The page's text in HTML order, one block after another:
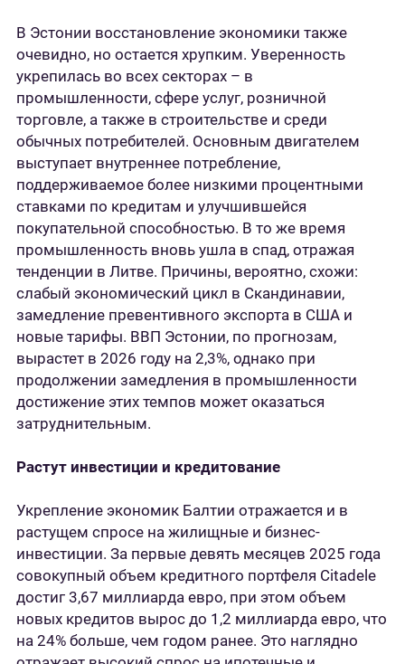
В Эстонии восстановление экономики также
очевидно, но остается хрупким. Уверенность
укрепилась во всех секторах – в
промышленности, сфере услуг, розничной
торговле, а также в строительстве и среди
обычных потребителей. Основным двигателем
выступает внутреннее потребление,
поддерживаемое более низкими процентными
ставками по кредитам и улучшившейся
покупательной способностью. В то же время
промышленность вновь ушла в спад, отражая
тенденции в Литве. Причины, вероятно, схожи:
слабый экономический цикл в Скандинавии,
замедление превентивного экспорта в США и
новые тарифы. ВВП Эстонии, по прогнозам,
вырастет в 2026 году на 2,3%, однако при
продолжении замедления в промышленности
достижение этих темпов может оказаться
затруднительным.
Растут инвестиции и кредитование
Укрепление экономик Балтии отражается и в
растущем спросе на жилищные и бизнес-
инвестиции. За первые девять месяцев 2025 года
совокупный объем кредитного портфеля Citadele
достиг 3,67 миллиарда евро, при этом объем
новых кредитов вырос до 1,2 миллиарда евро, что
на 24% больше, чем годом ранее. Это наглядно